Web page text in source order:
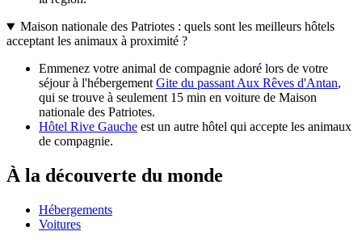
Maison nationale des Patriotes : quels sont les meilleurs hôtels
acceptant les animaux à proximité ?
Emmenez votre animal de compagnie adoré lors de votre
séjour à l'hébergementGite du passant Aux Rêves d'Antan,
qui se trouve à seulement 15 min en voiture de Maison
nationale des Patriotes.
Hôtel Rive Gauche est un autre hôtel qui accepte les animaux
de compagnie.
À la découverte du monde
Hébergements
Voitures